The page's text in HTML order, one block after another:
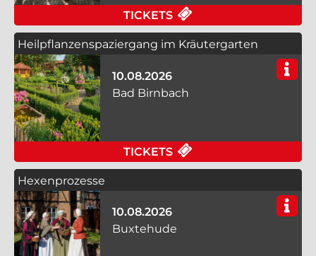
TICKETS
Heilpflanzenspaziergang im Kräutergarten
10.08.2026
Bad Birnbach
TICKETS
Hexenprozesse
10.08.2026
Buxtehude